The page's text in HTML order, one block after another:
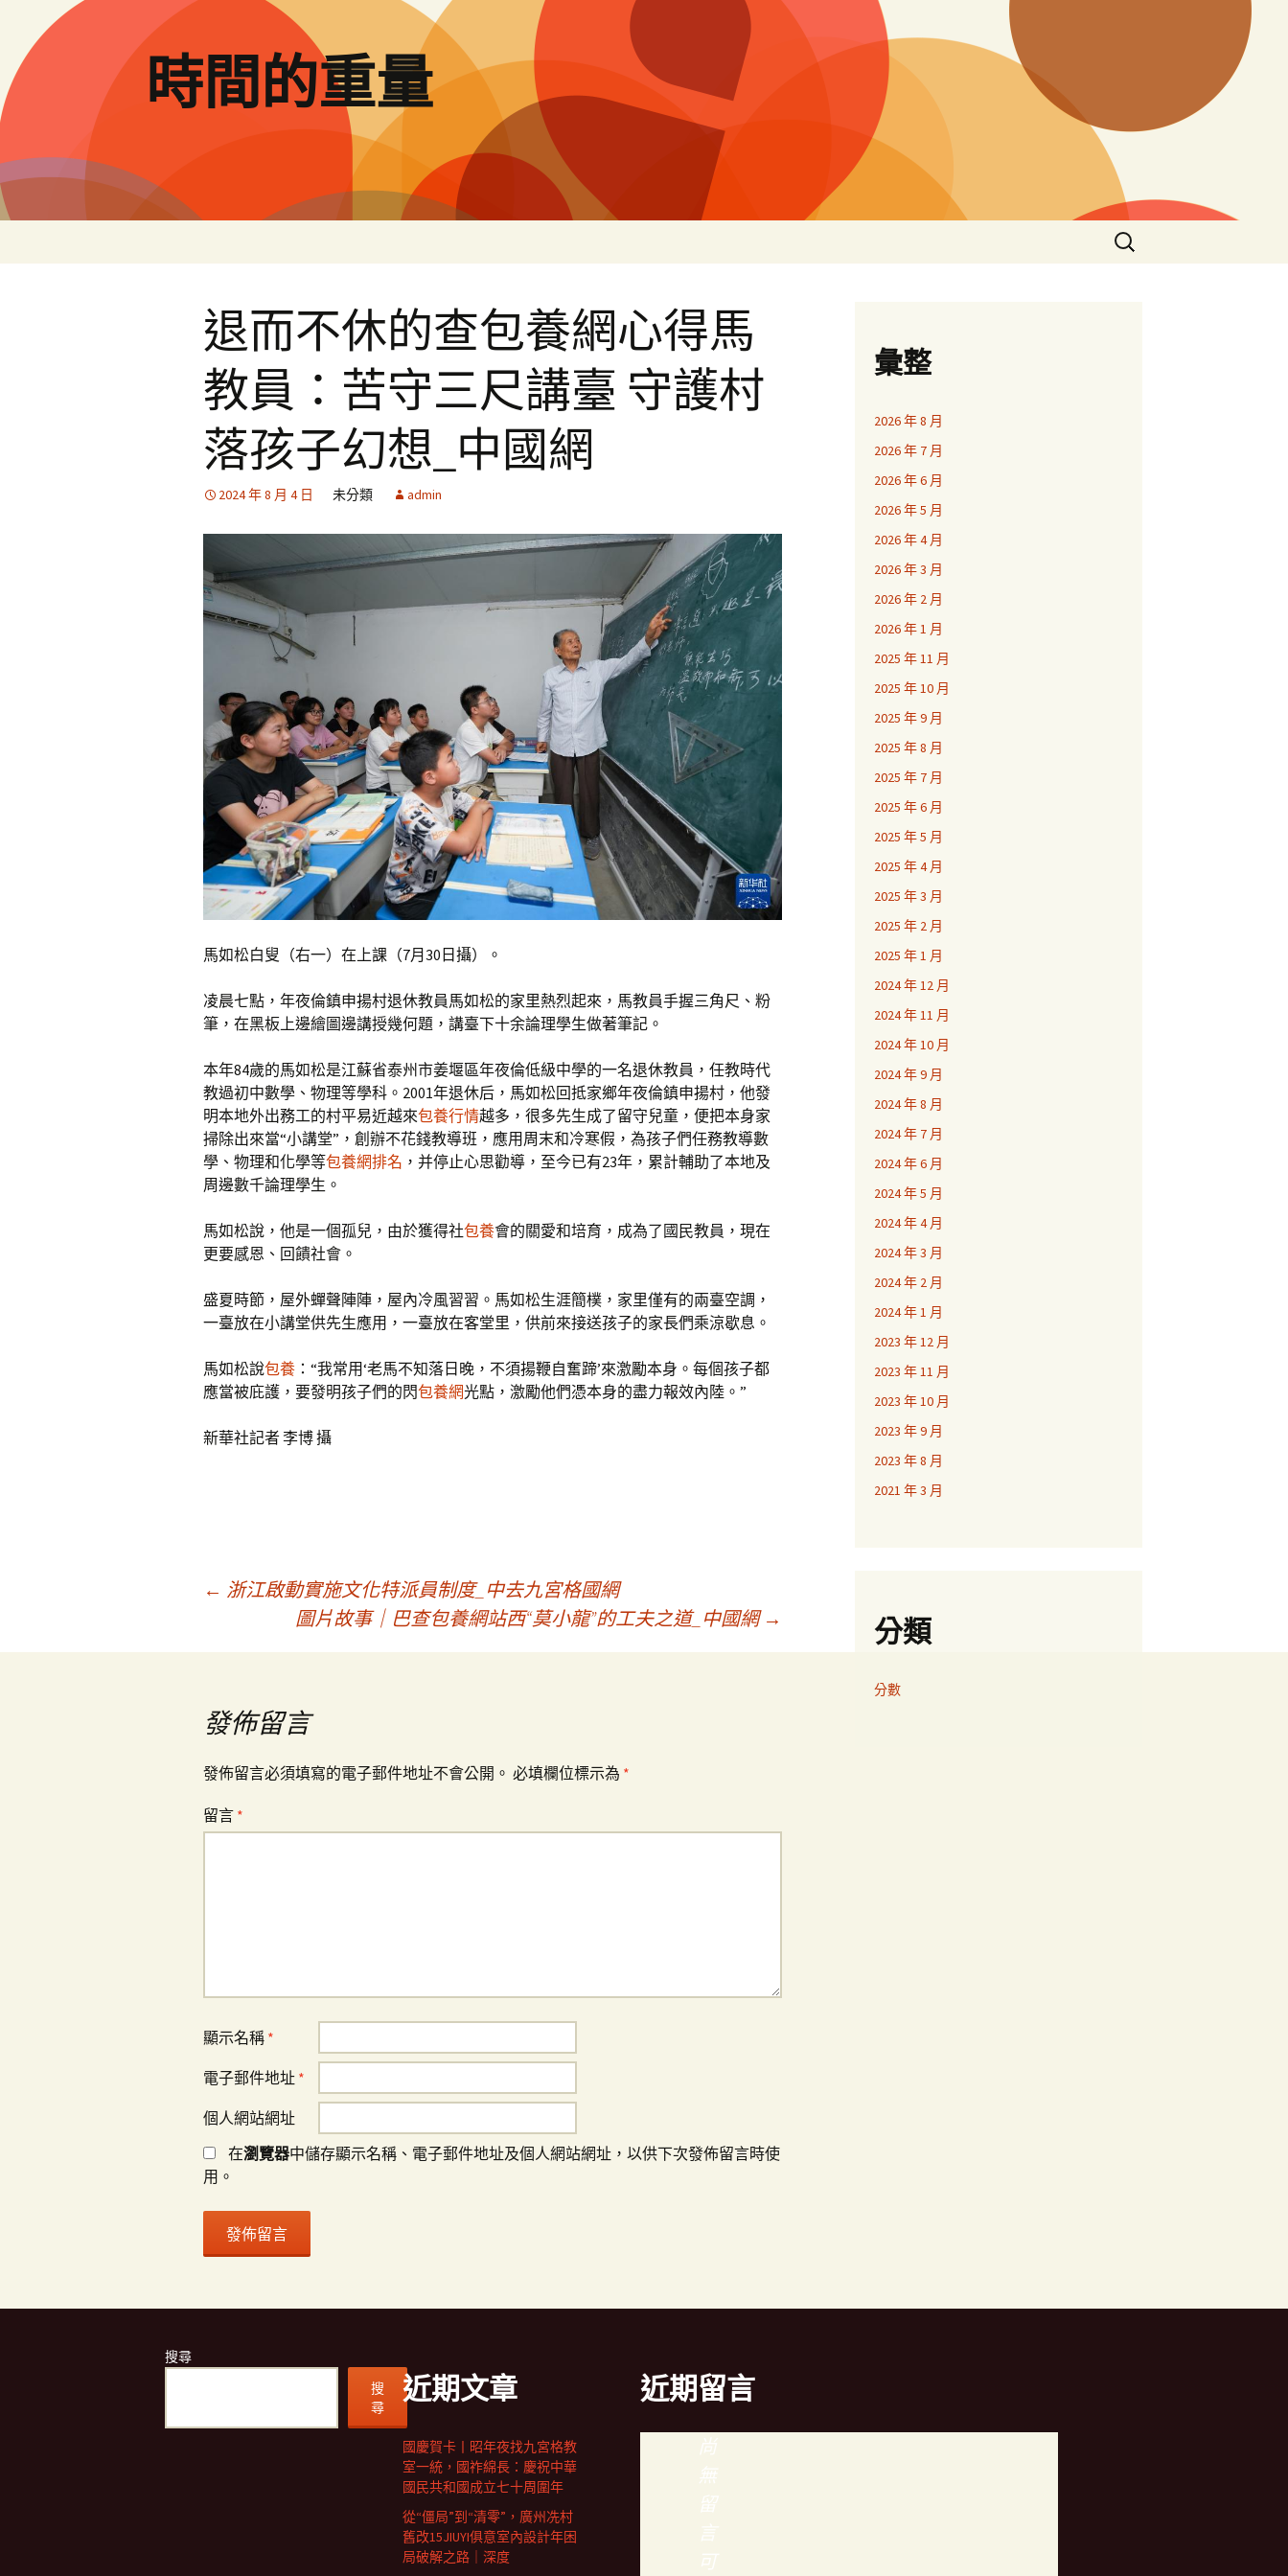
要
內
容
時間的重量
搜
尋
退而不休的查包養網心得馬
教員：苦守三尺講臺 守護村
落孩子幻想_中國網
2024 年 8 月 4 日 未分類 admin
馬如松白叟（右一）在上課（7月30日攝）。
凌晨七點，年夜倫鎮申揚村退休教員馬如松的家里熱烈起來，馬教員手握三角尺、粉
筆，在黑板上邊繪圖邊講授幾何題，講臺下十余論理學生做著筆記。
本年84歲的馬如松是江蘇省泰州市姜堰區年夜倫低級中學的一名退休教員，任教時代
教過初中數學、物理等學科。2001年退休后，馬如松回抵家鄉年夜倫鎮申揚村，他發
明本地外出務工的村平易近越來包養行情越多，很多先生成了留守兒童，便把本身家
掃除出來當“小講堂”，創辦不花錢教導班，應用周末和冷寒假，為孩子們任務教導數
學、物理和化學等包養網排名 ，并停止心思勸導，至今已有23年，累計輔助了本地及
周邊數千論理學生。
馬如松說，他是一個孤兒，由於獲得社包養會的關愛和培育，成為了國民教員，現在
更要感恩、回饋社會。
盛夏時節，屋外蟬聲陣陣，屋內冷風習習。馬如松生涯簡樸，家里僅有的兩臺空調，
一臺放在小講堂供先生應用，一臺放在客堂里，供前來接送孩子的家長們乘涼歇息。
馬如松說包養 ：“我常用‘老馬不知落日晚，不須揚鞭自奮蹄’來激勵本身。每個孩子都
應當被庇護，要發明孩子們的閃包養網光點，激勵他們憑本身的盡力報效內陸。”
新華社記者 李博 攝
章
← 浙江啟動實施文化特派員制度_中去九宮格國網
圖片故事｜巴查包養網站西“莫小龍”的工夫之道_中國網 →
發佈留言
發佈留言必須填寫的電子郵件地址不會公開。 必填欄位標示為 *
留言 *
顯示名稱 *
電子郵件地址 *
個人網站網址
在瀏覽器中儲存顯示名稱、電子郵件地址及個人網站網址，以供下次發佈留言時使
用。
彙整
2026 年 8 月
2026 年 7 月
2026 年 6 月
2026 年 5 月
2026 年 4 月
2026 年 3 月
2026 年 2 月
2026 年 1 月
2025 年 11 月
2025 年 10 月
2025 年 9 月
2025 年 8 月
2025 年 7 月
2025 年 6 月
2025 年 5 月
2025 年 4 月
2025 年 3 月
2025 年 2 月
2025 年 1 月
2024 年 12 月
2024 年 11 月
2024 年 10 月
2024 年 9 月
2024 年 8 月
2024 年 7 月
2024 年 6 月
2024 年 5 月
2024 年 4 月
2024 年 3 月
2024 年 2 月
2024 年 1 月
2023 年 12 月
2023 年 11 月
2023 年 10 月
2023 年 9 月
2023 年 8 月
2021 年 3 月
分類
分數
搜尋
搜
尋
近期文章
國慶賀卡丨昭年夜找九宮格教
室一統，國祚綿長：慶祝中華
國民共和國成立七十周圍年
從“僵局”到“清零”，廣州冼村
舊改15JIUYI俱意室內設計年困
局破解之路｜深度
近期留言
尚
無
留
言
可